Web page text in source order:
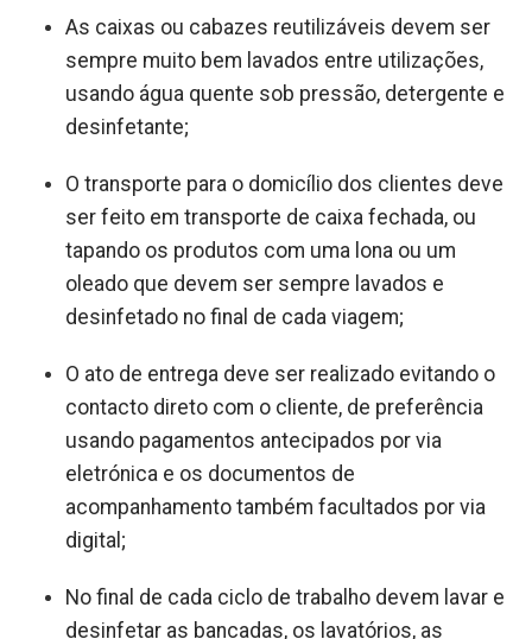
As caixas ou cabazes reutilizáveis devem ser
sempre muito bem lavados entre utilizações,
usando água quente sob pressão, detergente e
desinfetante;
O transporte para o domicílio dos clientes deve
ser feito em transporte de caixa fechada, ou
tapando os produtos com uma lona ou um
oleado que devem ser sempre lavados e
desinfetado no final de cada viagem;
O ato de entrega deve ser realizado evitando o
contacto direto com o cliente, de preferência
usando pagamentos antecipados por via
eletrónica e os documentos de
acompanhamento também facultados por via
digital;
No final de cada ciclo de trabalho devem lavar e
desinfetar as bancadas, os lavatórios, as